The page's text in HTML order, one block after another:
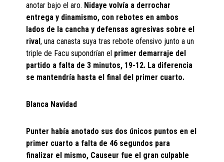
anotar bajo el aro. Nidaye volvía a derrochar
entrega y dinamismo, con rebotes en ambos
lados de la cancha y defensas agresivas sobre el
rival, una canasta suya tras rebote ofensivo junto a un
triple de Facu supondrían el primer demarraje del
partido a falta de 3 minutos, 19-12. La diferencia
se mantendría hasta el final del primer cuarto.
Blanca Navidad
Punter había anotado sus dos únicos puntos en el
primer cuarto a falta de 46 segundos para
finalizar el mismo, Causeur fue el gran culpable